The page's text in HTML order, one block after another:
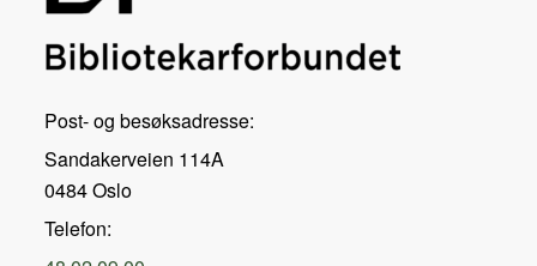
Post- og besøksadresse:
Sandakerveien 114A
0484 Oslo
Telefon: